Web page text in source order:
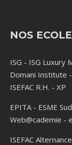
NOS
ISG - ISG Luxury
Domani Institute -
ISEFAC R.H. - XP
EPITA - ESME
Web@cademie -
ISEFAC Alternance